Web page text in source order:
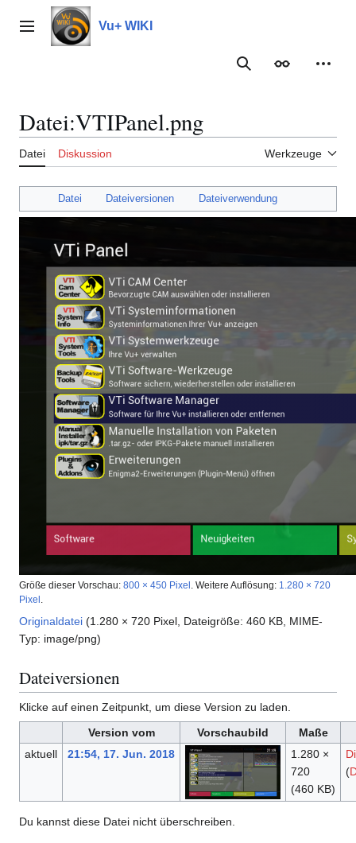
Inhalt
springenHauptmenü Vu+ WIKI
Suche
Datei:VTIPanel.png
Datei Diskussion Werkzeuge
Datei Dateiversionen Dateiverwendung
Größe dieser Vorschau: 800 × 450 Pixel Weitere Auflösung: 1.280 × 720
Pixel
Originaldatei (1.280 × 720 Pixel, Dateigröße: 460 KB, MIME-
Typ: image/png)
Dateiversionen
Klicke auf einen Zeitpunkt, um diese Version zu laden.
Version vom
Vorschaubild
Maße
aktuell
21:54, 17. Jun. 2018
1.280 ×
720
(460 KB)
(
Du kannst diese Datei nicht überschreiben.